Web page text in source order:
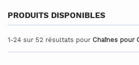
PRODUITS DISPONIBLES
1-24 sur 52 résultats pour Chaînes pour